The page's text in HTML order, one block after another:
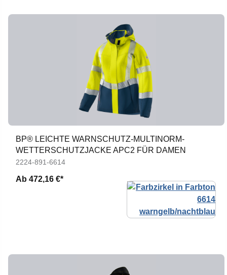
BP® LEICHTE WARNSCHUTZ-MULTINORM-
WETTERSCHUTZJACKE APC2 FÜR DAMEN
2224-891-6614
Ab 472,16 €*